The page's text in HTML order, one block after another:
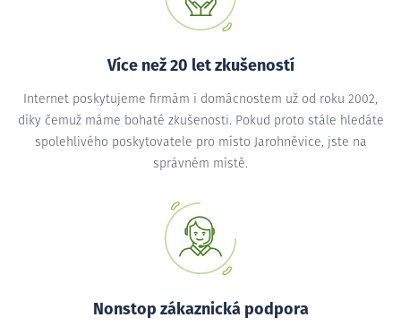
Více než 20 let zkušeností
Internet poskytujeme firmám i domácnostem už od roku 2002,
díky čemuž máme bohaté zkušenosti. Pokud proto stále hledáte
spolehlivého poskytovatele pro místo Jarohněvice, jste na
správném místě.
Nonstop zákaznická podpora